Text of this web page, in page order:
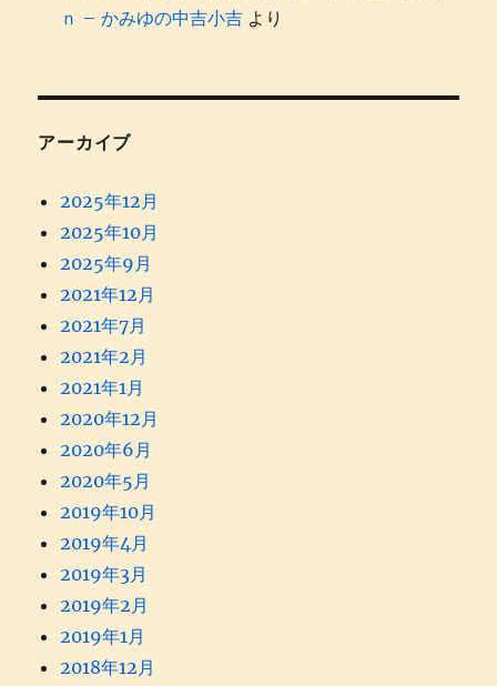
ｎ – かみゆの中吉小吉 より
アーカイブ
2025年12月
2025年10月
2025年9月
2021年12月
2021年7月
2021年2月
2021年1月
2020年12月
2020年6月
2020年5月
2019年10月
2019年4月
2019年3月
2019年2月
2019年1月
2018年12月